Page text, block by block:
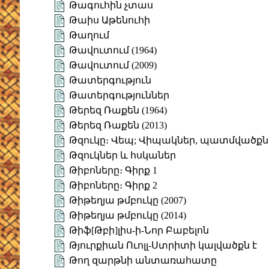
Թագուհին չտաս
Թաիս Աթենուհի
Թաղում
Թավուտում (1964)
Թավուտում (2009)
Թատերգություն
Թատերգություններ
Թերեզ Ռաքեն (1964)
Թերեզ Ռաքեն (2013)
Թզուկը։ Վեպ; Վիպակներ,
Թզուկներ և հսկաներ
Թիբոները։ Գիրք 1
Թիբոները։ Գիրք 2
Թիթեղյա թմբուկը (2007)
Թիթեղյա թմբուկը (2014)
Թիֆ[Թբի]լիս-ի-Նոր Բաբելոն
Թյուրքիան Ուոլլ-Ստրիտի կալվածքն է
Թող զարթնի անտառահատը